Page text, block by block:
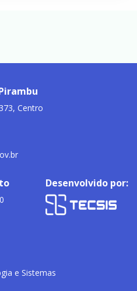
Centro
Desenvolvido por:
e Sistemas